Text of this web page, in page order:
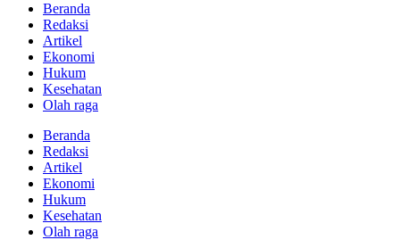
Beranda
Redaksi
Artikel
Ekonomi
Hukum
Kesehatan
Olah raga
Beranda
Redaksi
Artikel
Ekonomi
Hukum
Kesehatan
Olah raga